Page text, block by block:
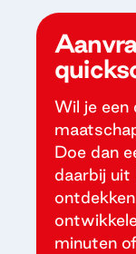
Wil je een
Doe dan
daarbij uit
minuten